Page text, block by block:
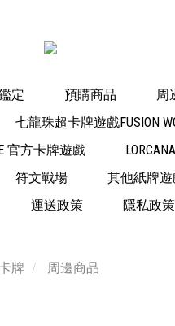
定 預購商品 周
七龍珠超卡牌遊戲FUSION
官方卡牌遊戲 LORCANA
符文戰場 其他紙牌
運送政策 隱私政策
牌 周邊商品